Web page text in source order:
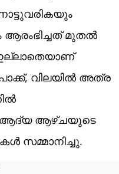
മുതല്‍
വിലയില്‍ അത്ര
ആദ്യ ആഴ്ചയുടെ
സമ്മാനിച്ചു.